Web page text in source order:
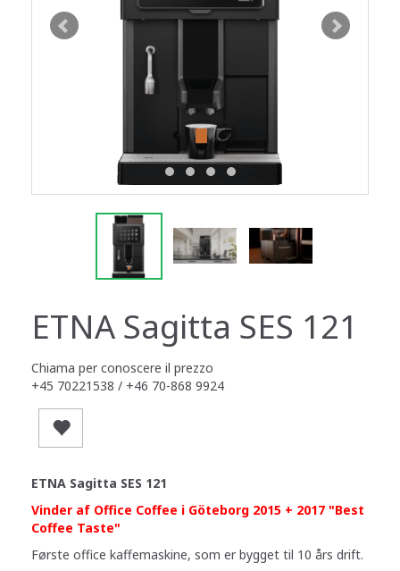
ETNA Sagitta SES 121
Chiama per conoscere il prezzo
+45 70221538 / +46 70-868 9924
ETNA Sagitta SES 121
Vinder af Office Coffee i Göteborg 2015 + 2017 "Best
Coffee Taste"
Første office kaffemaskine, som er bygget til 10 års drift.